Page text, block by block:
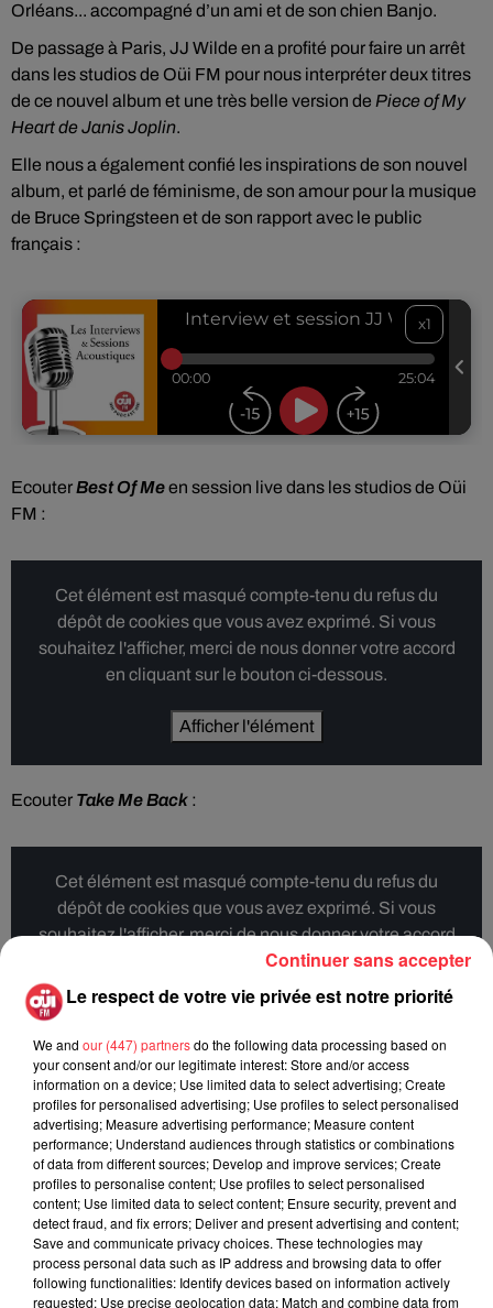
Orléans... accompagné d’un ami et de son chien Banjo.
De passage à Paris, JJ Wilde en a profité pour faire un arrêt
dans les studios de Oüi FM pour nous interpréter deux titres
de ce nouvel album et une très belle version de Piece of My
Heart de Janis Joplin.
Elle nous a également confié les inspirations de son nouvel
album, et parlé de féminisme, de son amour pour la musique
de Bruce Springsteen et de son rapport avec le public
français :
EcouterBest Of Meen session live dans les studios de Oüi
FM :
Cet élément est masqué compte-tenu du refus du
dépôt de cookies que vous avez exprimé. Si vous
souhaitez l'afficher, merci de nous donner votre accord
en cliquant sur le bouton ci-dessous.
Afficher l'élément
Ecouter Take Me Back :
Cet élément est masqué compte-tenu du refus du
dépôt de cookies que vous avez exprimé. Si vous
souhaitez l'afficher, merci de nous donner votre accord
en cliquant sur le bouton ci-dessous.
Afficher l'élément
Ecouter la reprise dePiece of My Heartde Janis Joplin par
JJ Wilde :
Cet élément est masqué compte-tenu du refus du
dépôt de cookies que vous avez exprimé. Si vous
souhaitez l'afficher, merci de nous donner votre accord
en cliquant sur le bouton ci-dessous.
Le respect de votre vie privée est notre priorité
We and our (447) partnersdo the following data processing based on
your consent and/or our legitimate interest: Store and/or access
information on a device; Use limited data to select advertising; Create
profiles for personalised advertising; Use profiles to select personalised
advertising; Measure advertising performance; Measure content
performance; Understand audiences through statistics or combinations
of data from different sources; Develop and improve services; Create
profiles to personalise content; Use profiles to select personalised
content; Use limited data to select content; Ensure security, prevent and
detect fraud, and fix errors; Deliver and present advertising and content;
Save and communicate privacy choices. These technologies may
process personal data such as IP address and browsing data to offer
following functionalities: Identify devices based on information actively
requested; Use precise geolocation data; Match and combine data from
Continuer sans accepter